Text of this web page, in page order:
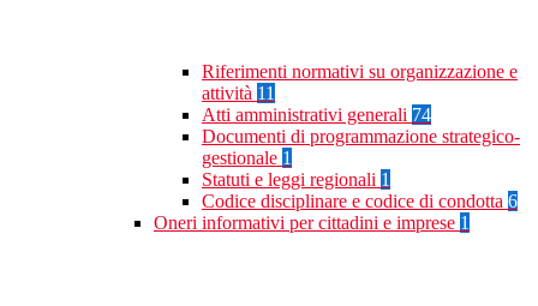
Riferimenti normativi su organizzazione e
attività 11
Atti amministrativi generali 74
Documenti di programmazione strategico-
gestionale 1
Statuti e leggi regionali 1
Codice disciplinare e codice di condotta 6
Oneri informativi per cittadini e imprese 1